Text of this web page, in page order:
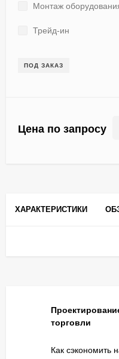
Монтаж
Трейд-ин
ПОД ЗАКАЗ
Цена по запросу
ХАРАКТЕРИСТИКИ
торговли
Как сэкономить